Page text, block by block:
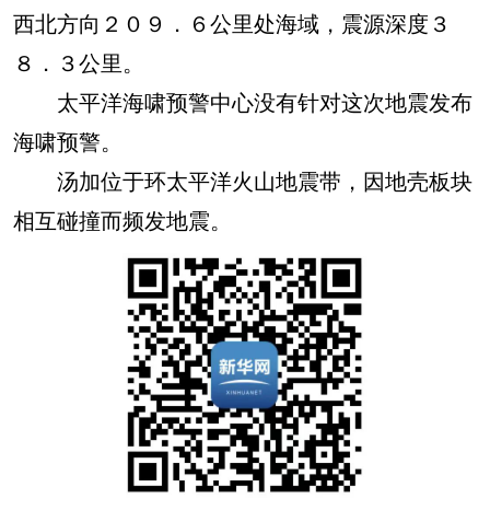
西北方向２０９．６公里处海域，震源深度３
８．３公里。
太平洋海啸预警中心没有针对这次地震发布
海啸预警。
汤加位于环太平洋火山地震带，因地壳板块
相互碰撞而频发地震。